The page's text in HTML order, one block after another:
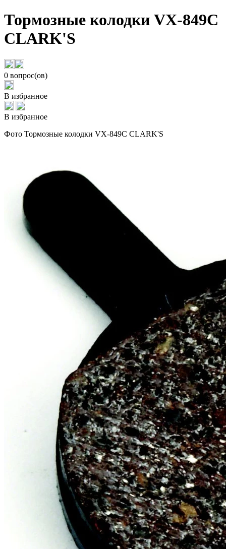
Тормозные колодки VX-849C
CLARK'S
0 вопрос(ов)
В избранное
В избранное
Фото Тормозные колодки VX-849C CLARK'S